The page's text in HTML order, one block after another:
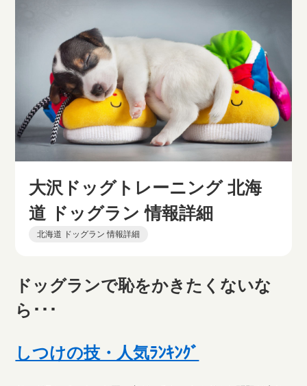
大沢ドッグトレーニング 北海
道 ドッグラン 情報詳細
北海道 ドッグラン 情報詳細
ドッグランで恥をかきたくないな
ら･･･
しつけの技・人気ﾗﾝｷﾝｸﾞ